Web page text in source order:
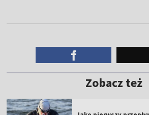
Zobacz też